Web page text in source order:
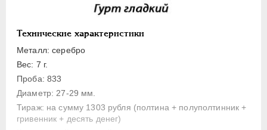
Технические характеристики
Металл: серебро
Вес: 7 г.
Проба: 833
Диаметр: 27-29 мм.
Тираж: на сумму 1303 рубля (полтина + полуполтинник +
гривенник + десять денег)
Монетовидные жетоны
ЕКАТЕРИНА I
ПЕТР II 1727-1729
АННА ИОАННОВНА
ИОАНН АНТОНОВИЧ 1740-1741